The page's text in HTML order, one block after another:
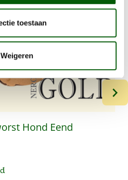
toestaan
Weigeren
Hond Eend